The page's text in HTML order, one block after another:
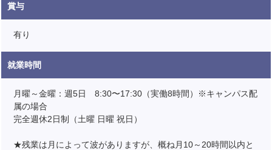
賞与
有り
就業時間
月曜～金曜：週5日 8:30〜17:30（実働8時間）※キャンパス配
属の場合
完全週休2日制（土曜 日曜 祝日）
★残業は月によって波がありますが、概ね月10～20時間以内と